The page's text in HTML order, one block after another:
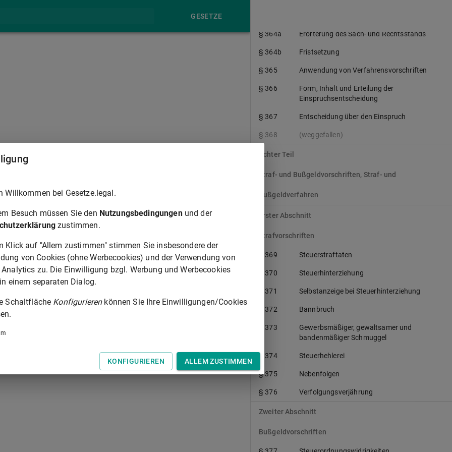
GESETZE
Unterlagen der Besteuerung auf Antrag oder, wenn die
offenzulegen.
Tastatur zur Navigation zwischen Normen.
§ 364a Erörterung des Sach- und Rechtsstands
§ 364b Fristsetzung
§ 365 Anwendung von Verfahrensvorschriften
§ 366
Form, Inhalt und Erteilung der
Einspruchsentscheidung
§ 367 Entscheidung über den Einspruch
§ 368 (weggefallen)
Achter Teil
Straf- und Bußgeldvorschriften, Straf- und
Bußgeldverfahren
Erster Abschnitt
Strafvorschriften
§ 369 Steuerstraftaten
§ 370 Steuerhinterziehung
§ 371 Selbstanzeige bei Steuerhinterziehung
§ 372 Bannbruch
§ 373
Gewerbsmäßiger, gewaltsamer und
bandenmäßiger Schmuggel
§ 374 Steuerhehlerei
§ 375 Nebenfolgen
§ 376 Verfolgungsverjährung
Zweiter Abschnitt
Bußgeldvorschriften
Willkommen bei Gesetze.legal.
Besuch müssen Sie den Nutzungsbedingungenund der
zustimmen.
Klick auf "Allem zustimmen" stimmen Sie insbesondere der
von Cookies (ohne Werbecookies) und der Verwendung von
Analytics zu. Die Einwilligung bzgl. Werbung und Werbecookies
einem separaten Dialog.
Schaltfläche Konfigurierenkönnen Sie Ihre Einwilligungen/Cookies
KONFIGURIEREN ALLEM ZUSTIMMEN